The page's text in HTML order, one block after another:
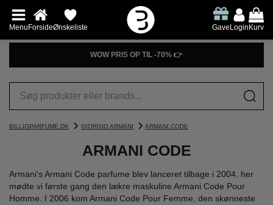
MenuForsideØnskeliste GaveLoginKurv
WOW PRIS OP TIL -70% 👉
BILLIGPARFUME.DK GIORGIO ARMANI ARMANI CODE
ARMANI CODE
Armani's Armani Code parfume blev lanceret tilbage i 2004, her
mødte vi første gang den lækre maskuline Armani Code Pour
Homme. I 2006 kom Armani Code Pour Femme, den skønneste